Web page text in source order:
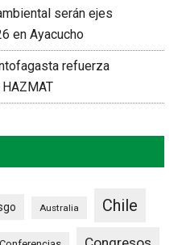
serán ejes
en Ayacucho
refuerza
Australia Chile